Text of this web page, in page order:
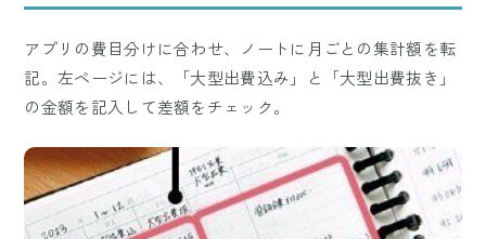
アプリの費目分けに合わせ、ノートに月ごとの集計額を転
記。左ページには、「大型出費込み」と「大型出費抜き」
の金額を記入して差額をチェック。